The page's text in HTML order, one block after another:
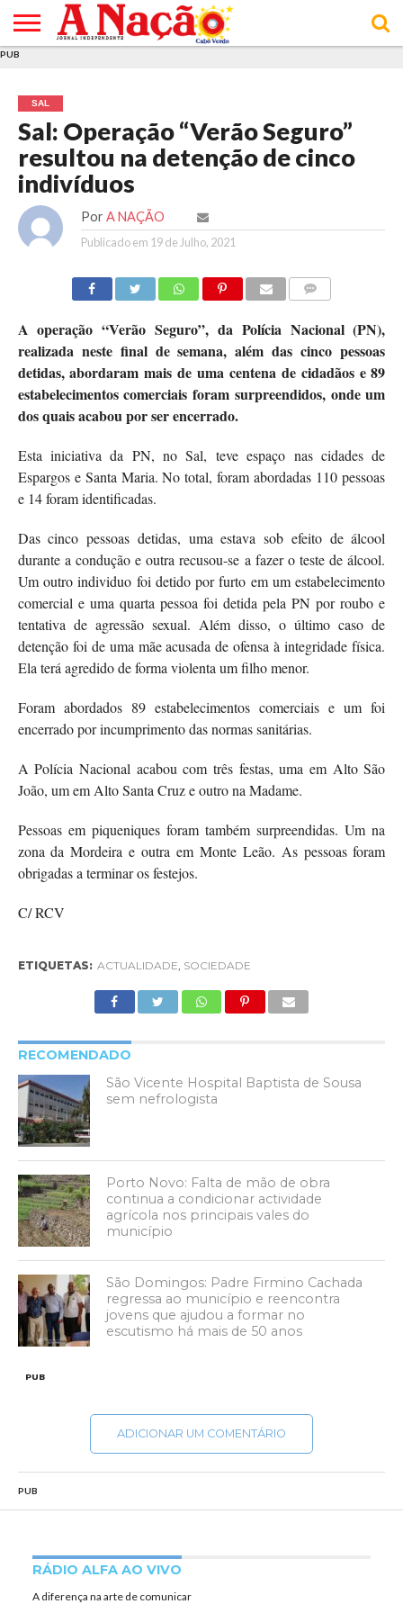
E DE
COOKIES
DE
UTILIZAÇÃO
PUB
SAL
Sal: Operação “Verão Seguro”
resultou na detenção de cinco
indivíduos
Por A NAÇÃO
Publicado em 19 de Julho, 2021
A operação “Verão Seguro”, da Polícia Nacional (PN),
realizada neste final de semana, além das cinco pessoas
detidas, abordaram mais de uma centena de cidadãos e 89
estabelecimentos comerciais foram surpreendidos, onde um
dos quais acabou por ser encerrado.
Esta iniciativa da PN, no Sal, teve espaço nas cidades de
Espargos e Santa Maria. No total, foram abordadas 110 pessoas
e 14 foram identificadas.
Das cinco pessoas detidas, uma estava sob efeito de álcool
durante a condução e outra recusou-se a fazer o teste de álcool.
Um outro individuo foi detido por furto em um estabelecimento
comercial e uma quarta pessoa foi detida pela PN por roubo e
tentativa de agressão sexual. Além disso, o último caso de
detenção foi de uma mãe acusada de ofensa à integridade física.
Ela terá agredido de forma violenta um filho menor.
Foram abordados 89 estabelecimentos comerciais e um foi
encerrado por incumprimento das normas sanitárias.
A Polícia Nacional acabou com três festas, uma em Alto São
João, um em Alto Santa Cruz e outro na Madame.
Pessoas em piqueniques foram também surpreendidas. Um na
zona da Mordeira e outra em Monte Leão. As pessoas foram
obrigadas a terminar os festejos.
C/ RCV
ETIQUETAS: ACTUALIDADE, SOCIEDADE
RECOMENDADO
São Vicente Hospital Baptista de Sousa
sem nefrologista
Porto Novo: Falta de mão de obra
continua a condicionar actividade
agrícola nos principais vales do
município
São Domingos: Padre Firmino Cachada
regressa ao município e reencontra
jovens que ajudou a formar no
escutismo há mais de 50 anos
PUB
ADICIONAR UM COMENTÁRIO
PUB
RÁDIO ALFA AO VIVO
A diferença na arte de comunicar